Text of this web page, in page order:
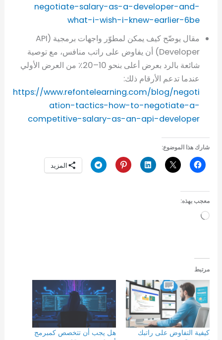
negotiate-salary-as-a-developer-and-
what-i-wish-i-knew-earlier-6be
مقال يوضّح كيف يمكن لمطوّر واجهات برمجية (API
Developer) أن يفاوض على راتب منافس، مع توصية
شائعة بالرد بعرض أعلى بنحو 10–20٪ من العرض الأولي
عندما تدعم الأرقام ذلك:
https://www.refontelearning.com/blog/negoti
ation-tactics-how-to-negotiate-a-
competitive-salary-as-an-api-developer
شارك هذا الموضوع:
المزيد
معجب بهذه:
جاري
مرتبط
كيفية التفاوض على راتبك
هل يجب أن تتخصص كمبرمج